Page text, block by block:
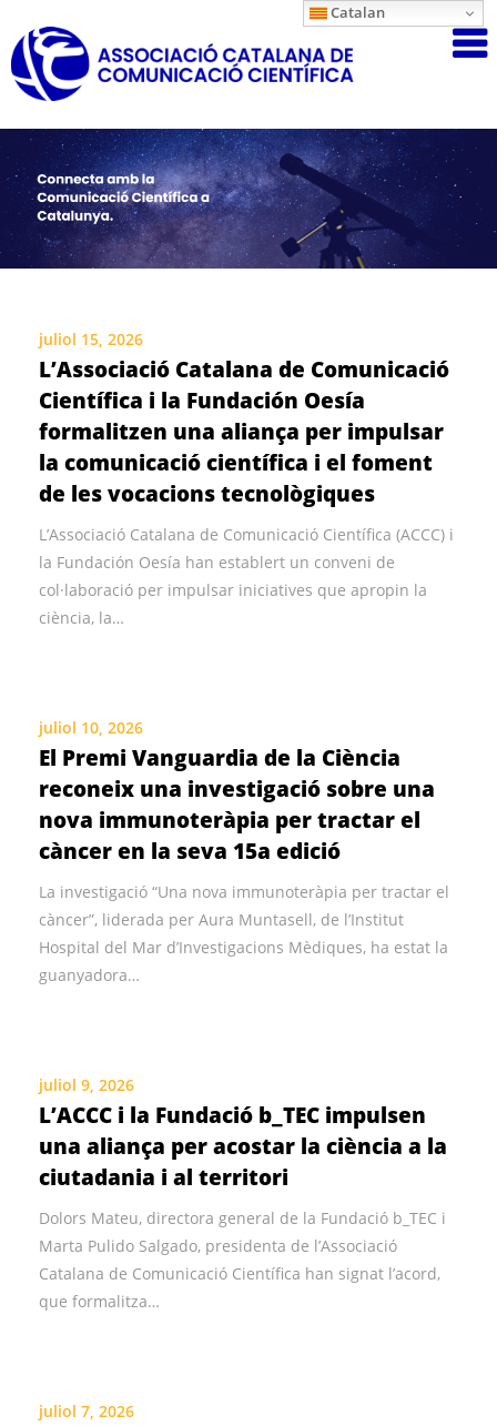
to
content
Associació
Científica
juliol 15, 2026
L’Associació Catalana de Comunicació
Científica i la Fundación Oesía
formalitzen una aliança per impulsar
la comunicació científica i el foment
de les vocacions tecnològiques
L’Associació Catalana de Comunicació Científica (ACCC) i
la Fundación Oesía han establert un conveni de
col·laboració per impulsar iniciatives que apropin la
ciència, la…
juliol 10, 2026
El Premi Vanguardia de la Ciència
reconeix una investigació sobre una
nova immunoteràpia per tractar el
càncer en la seva 15a edició
La investigació “Una nova immunoteràpia per tractar el
càncer”, liderada per Aura Muntasell, de l’Institut
Hospital del Mar d’Investigacions Mèdiques, ha estat la
guanyadora…
juliol 9, 2026
L’ACCC i la Fundació b_TEC impulsen
una aliança per acostar la ciència a la
ciutadania i al territori
Dolors Mateu, directora general de la Fundació b_TEC i
Marta Pulido Salgado, presidenta de l’Associació
Catalana de Comunicació Científica han signat l’acord,
que formalitza…
juliol 7, 2026
Catalan